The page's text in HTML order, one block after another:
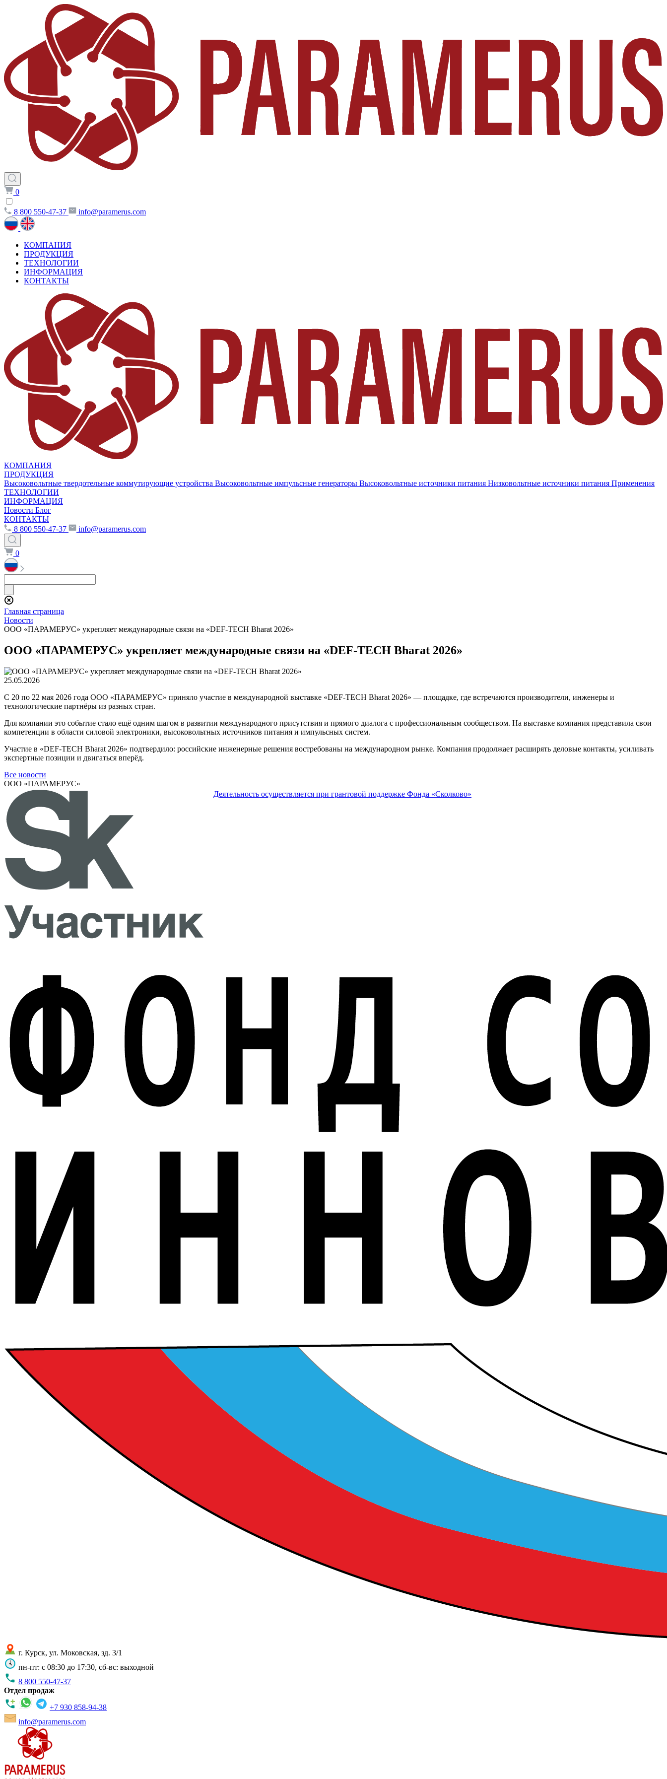
0
8 800 550-47-37 info@paramerus.com
КОМПАНИЯ
ПРОДУКЦИЯ
ТЕХНОЛОГИИ
ИНФОРМАЦИЯ
КОНТАКТЫ
КОМПАНИЯ
ПРОДУКЦИЯ
Высоковольтные твердотельные коммутирующие устройства Высоковольтные импульсные генераторы Высоковольтные источники питания Низковольтные источники питания Применения
ТЕХНОЛОГИИ
ИНФОРМАЦИЯ
Новости Блог
КОНТАКТЫ
8 800 550-47-37
info@paramerus.com
0
Главная страница
Новости
ООО «ПАРАМЕРУС» укрепляет международные связи на «DEF-TECH Bharat 2026»
ООО «ПАРАМЕРУС» укрепляет международные связи на «DEF-TECH Bharat 2026»
25.05.2026
С 20 по 22 мая 2026 года ООО «ПАРАМЕРУС» приняло участие в международной выставке «DEF-TECH Bharat 2026» — площадке, где встречаются производители, инженеры и
технологические партнёры из разных стран.
Для компании это событие стало ещё одним шагом в развитии международного присутствия и прямого диалога с профессиональным сообществом. На выставке компания представила свои
компетенции в области силовой электроники, высоковольтных источников питания и импульсных систем.
Участие в «DEF-TECH Bharat 2026» подтвердило: российские инженерные решения востребованы на международном рынке. Компания продолжает расширять деловые контакты, усиливать
экспертные позиции и двигаться вперёд.
Все новости
ООО «ПАРАМЕРУС»
Деятельность осуществляется при грантовой поддержке Фонда «Сколково»
г. Курск, ул. Моковская, зд. 3/1
пн-пт: с 08:30 до 17:30, сб-вс: выходной
8 800 550-47-37
Отдел продаж
+7 930 858-94-38
info@paramerus.com